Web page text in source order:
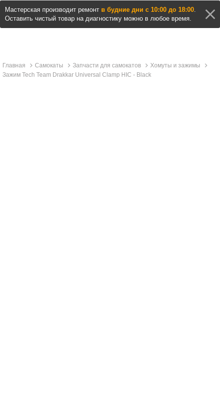
Мастерская производит ремонт в будние дни с 10:00 до 18:00.
Оставить чистый товар на диагностику можно в любое время.
Главная Самокаты Запчасти для самокатов
Хомуты и зажимы
Зажим Tech Team Drakkar Universal Clamp HIC - Black